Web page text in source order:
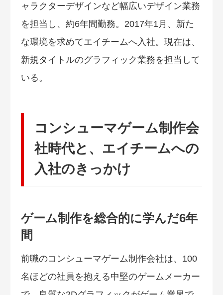
ャラクターデザインなど幅広いデザイン業務
を担当し、約6年間勤務。2017年1月、新た
な環境を求めてエイチームへ入社。現在は、
新規タイトルのグラフィック業務を担当して
いる。
コンシューマゲーム制作会
社時代と、エイチームへの
入社のきっかけ
ゲーム制作を総合的に学んだ6年
間
前職のコンシューマゲーム制作会社は、100
名ほどの社員を抱える中堅のゲームメーカー